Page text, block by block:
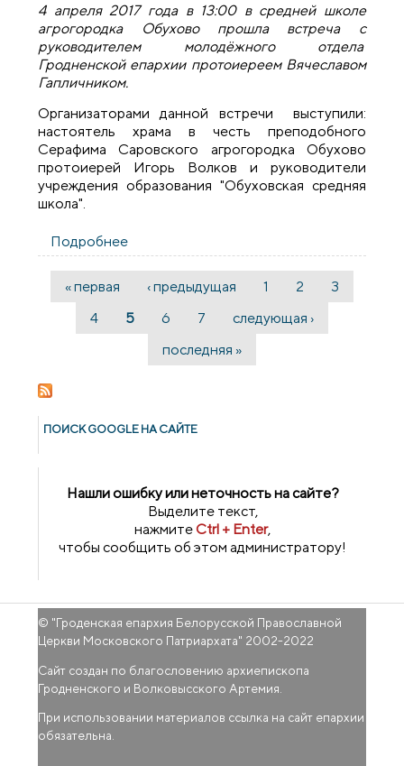
4 апреля 2017 года в 13:00 в средней школе
агрогородка Обухово прошла встреча с
руководителем молодёжного отдела
Гродненской епархии протоиереем Вячеславом
Гапличником.
Организаторами данной встречи выступили:
настоятель храма в честь преподобного
Серафима Саровского агрогородка Обухово
протоиерей Игорь Волков и руководители
учреждения образования "Обуховская средняя
школа".
Подробнее
встреча с руководителем молодежного
отдела Гродненской епархии
Страницы
« первая ‹ предыдущая 1 2
3
4
5 6 7
следующая ›
последняя »
ПОИСК GOОGLE НА САЙТЕ
Нашли ошибку или неточность на сайте?
Выделите текст,
нажмитеCtrl + Enter,
чтобы сообщить об этом администратору!
© "Гроденская епархия Белорусской Православной
Церкви Московского Патриархата" 2002-2022
Сайт создан по благословению архиепископа
Гродненского и Волковысского Артемия.
При использовании материалов ссылка на сайт епархии
обязательна.